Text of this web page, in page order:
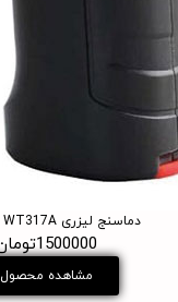
دماسنج لیزری Wintact WT317A
1500000تومان
مشاهده محصول